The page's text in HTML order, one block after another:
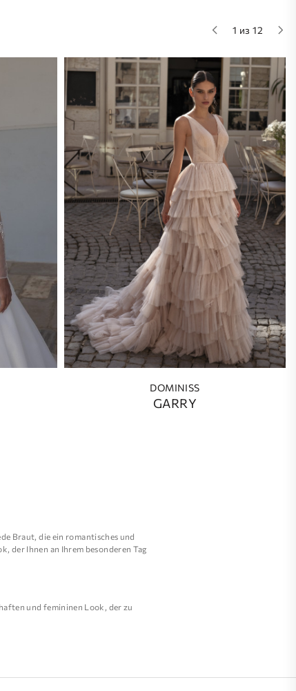
1 из 12
DOMINISS
GARRY
Braut, die ein romantisches und
der Ihnen an Ihrem besonderen Tag
und femininen Look, der zu